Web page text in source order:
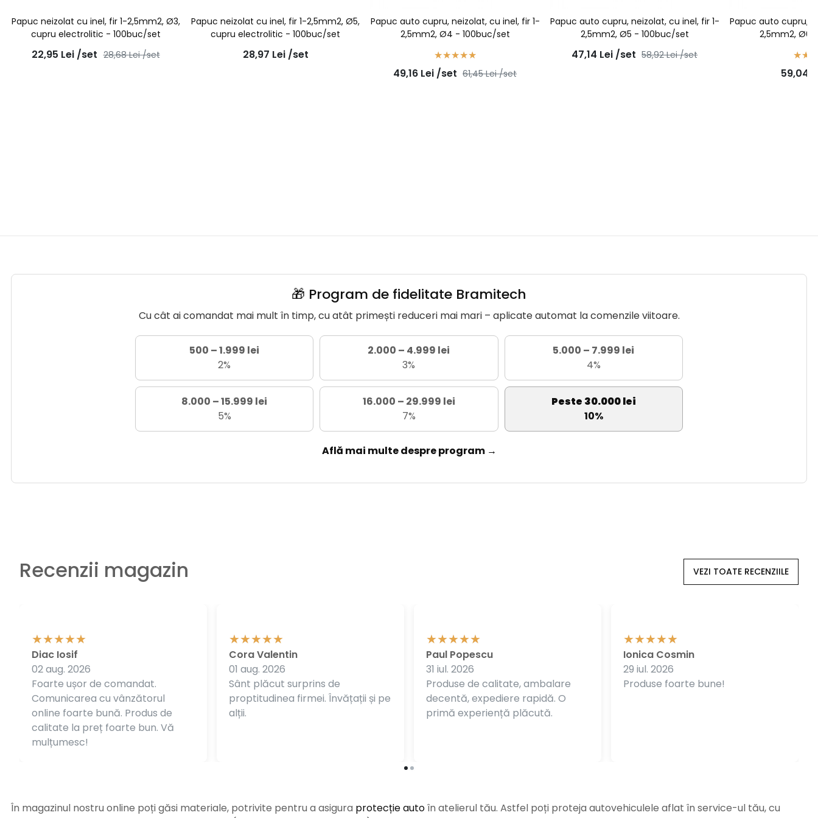
Papuc neizolat cu inel, fir 1-2,5mm2, Ø3,
cupru electrolitic - 100buc/set
22,95 Lei /set 28,68Lei /set
Papuc neizolat cu inel, fir 1-2,5mm2, Ø5,
cupru electrolitic - 100buc/set
28,97 Lei /set
Papuc auto cupru, neizolat, cu inel, fir 1-
2,5mm2, Ø4 - 100buc/set
49,16 Lei /set 61,45Lei /set
Papuc auto cupru, neizolat, cu inel, fir 1-
2,5mm2, Ø5 - 100buc/set
47,14 Lei /set 58,92Lei /set
Papuc auto cupru,
2,5mm2, Ø6
59,04
🎁 Program de fidelitate Bramitech
Cu cât ai comandat mai mult în timp, cu atât primești reduceri mai mari – aplicate automat la comenzile viitoare.
500 – 1.999 lei
2%
2.000 – 4.999 lei
3%
5.000 – 7.999 lei
4%
8.000 – 15.999 lei
5%
16.000 – 29.999 lei
7%
Peste 30.000 lei
10%
Află mai multe despre program →
Recenzii magazin VEZI TOATE RECENZIILE
Foarte ușor de comandat.
Comunicarea cu vânzătorul
online foarte bună. Produs de
calitate la preț foarte bun. Vă
mulțumesc!
Diac Iosif
02 aug. 2026
Sânt plăcut surprins de
proptitudinea firmei. Învățații și pe
alții.
Cora Valentin
01 aug. 2026
Produse de calitate, ambalare
decentă, expediere rapidă. O
primă experiență plăcută.
Paul Popescu
31 iul. 2026
Produse foarte bune!
Ionica Cosmin
29 iul. 2026
În magazinul nostru online poți găsi materiale, potrivite pentru a asigura protecție autoîn atelierul tău. Astfel poți proteja autovehiculele aflat în service-ul tău, cu